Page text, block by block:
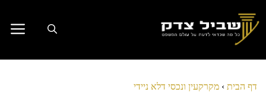
לתוכן
דף הבית › מקרקעין ונכסי דלא ניידי